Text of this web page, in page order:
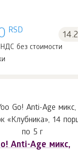
RSD 14.2
без стоимости
Anti-Age микс,